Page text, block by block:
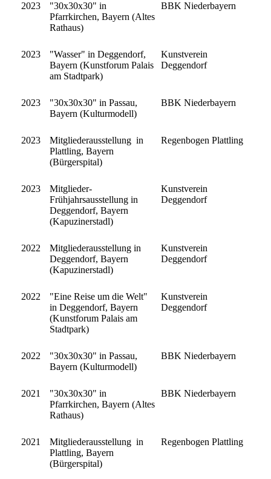
2023
"30x30x30" in
Pfarrkirchen, Bayern (Altes
Rathaus)
BBK Niederbayern
2023
"Wasser" in Deggendorf,
Bayern (Kunstforum Palais
am Stadtpark)
Kunstverein
Deggendorf
2023
"30x30x30" in Passau,
Bayern (Kulturmodell)
BBK Niederbayern
2023
Mitgliederausstellung in
Plattling, Bayern
(Bürgerspital)
Regenbogen Plattling
2023
Mitglieder-
Frühjahrsausstellung in
Deggendorf, Bayern
(Kapuzinerstadl)
Kunstverein
Deggendorf
2022
Mitgliederausstellung in
Deggendorf, Bayern
(Kapuzinerstadl)
Kunstverein
Deggendorf
2022
"Eine Reise um die Welt"
in Deggendorf, Bayern
(Kunstforum Palais am
Stadtpark)
Kunstverein
Deggendorf
2022
"30x30x30" in Passau,
Bayern (Kulturmodell)
BBK Niederbayern
2021
"30x30x30" in
Pfarrkirchen, Bayern (Altes
Rathaus)
BBK Niederbayern
2021
Mitgliederausstellung in
Plattling, Bayern
(Bürgerspital)
Regenbogen Plattling